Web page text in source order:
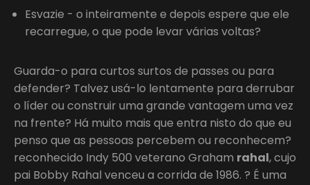
Esvazie - o inteiramente e depois espere que ele
recarregue, o que pode levar várias voltas?
Guarda-o para curtos surtos de passes ou para
defender? Talvez usá-lo lentamente para derrubar
o líder ou construir uma grande vantagem uma vez
na frente? Há muito mais que entra nisto do que eu
penso que as pessoas percebem ou reconhecem?
reconhecido Indy 500 veterano Graham rahal, cujo
pai Bobby Rahal venceu a corrida de 1986. ? É uma